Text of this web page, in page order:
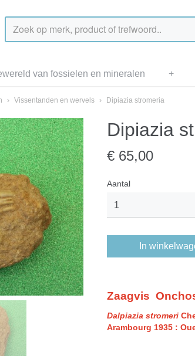
van fossielen en mineralen +
› Vissentanden en wervels › Dipiazia stromeria
Dipiazia
€ 65,00
Aantal
In
Zaagvis
Dalpiazia stromeri
Arambourg 1935 :